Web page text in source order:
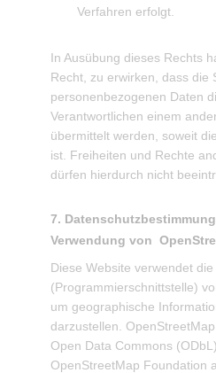
Verfahren erfolgt.
In Ausübung dieses Rechts
Recht, zu erwirken, dass die
personenbezogenen Daten
Verantwortlichen einem
übermittelt werden, soweit
ist. Freiheiten und Rechte
dürfen hierdurch nicht
7.
Verwendung von
Diese Website verwendet die
(Programmierschnittstelle)
um geographische
darzustellen.
Open Data Commons
OpenStreetMap Foundation